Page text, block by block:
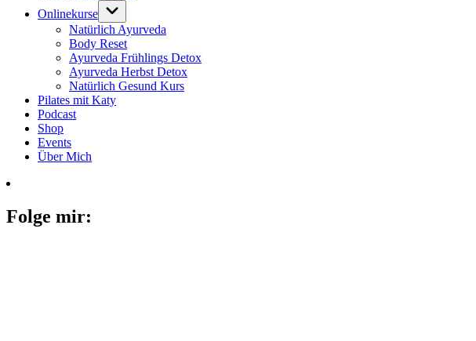
Onlinekurse
Natürlich Ayurveda
Body Reset
Ayurveda Frühlings Detox
Ayurveda Herbst Detox
Natürlich Gesund Kurs
Pilates mit Katy
Podcast
Shop
Events
Über Mich
Folge mir: